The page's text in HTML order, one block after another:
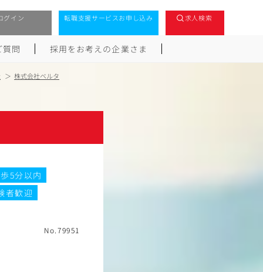
グイン 転職支援サービスお申し込み 求人検索
問 採用をお考えの企業さま
株式会社ベルタ
5分以内
者歓迎
No.79951